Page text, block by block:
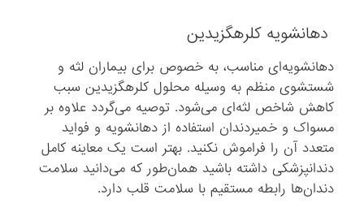
دهانشویه کلرهگزیدین
دهانشویه‌ای مناسب، به خصوص برای بیماران لثه و
شستشوی منظم به وسیله محلول کلرهگزیدین سبب
کاهش شاخص لثه‌ای می‌شود. توصیه می‌گردد علاوه بر
مسواک و خمیردندان استفاده از دهانشویه و فواید
متعدد آن را فراموش نکنید. بهتر است یک معاینه کامل
دندانپزشکی داشته باشید همان‌طور که می‌دانید سلامت
دندان‌ها رابطه مستقیم با سلامت قلب دارد.